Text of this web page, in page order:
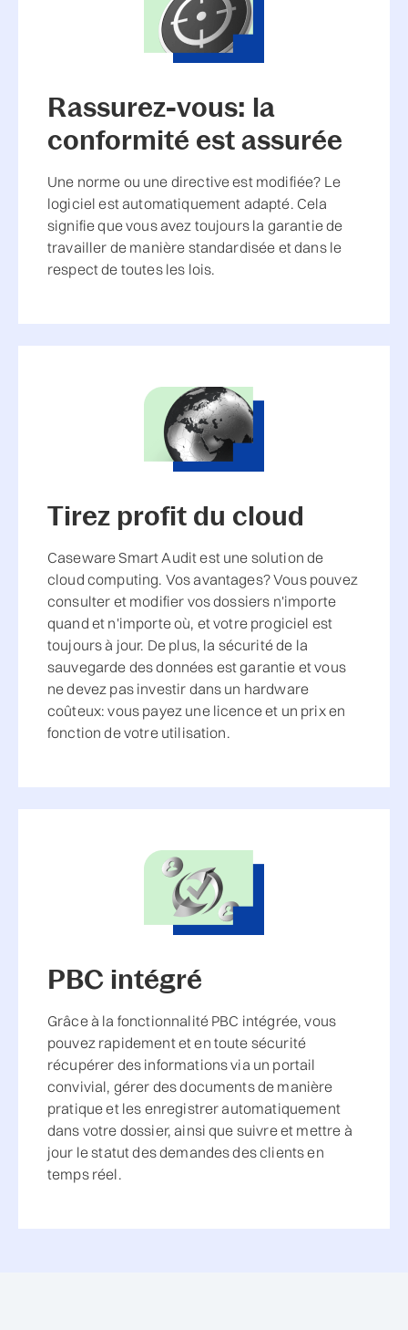
Rassurez-vous: la
conformité est assurée
Une norme ou une directive est modifiée? Le
logiciel est automatiquement adapté. Cela
signifie que vous avez toujours la garantie de
travailler de manière standardisée et dans le
respect de toutes les lois.
Tirez profit du cloud
Caseware Smart Audit est une solution de
cloud computing. Vos avantages? Vous pouvez
consulter et modifier vos dossiers n'importe
quand et n'importe où, et votre progiciel est
toujours à jour. De plus, la sécurité de la
sauvegarde des données est garantie et vous
ne devez pas investir dans un hardware
coûteux: vous payez une licence et un prix en
fonction de votre utilisation.
PBC intégré
Grâce à la fonctionnalité PBC intégrée, vous
pouvez rapidement et en toute sécurité
récupérer des informations via un portail
convivial, gérer des documents de manière
pratique et les enregistrer automatiquement
dans votre dossier, ainsi que suivre et mettre à
jour le statut des demandes des clients en
temps réel.